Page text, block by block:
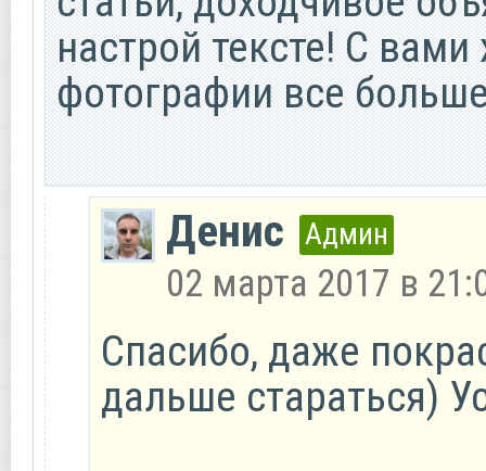
настрой тексте! С
фотографии все
Денис Админ
02 марта 2017 в
Спасибо, даже
дальше стараться)